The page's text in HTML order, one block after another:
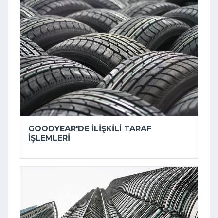
GOODYEAR'DE ILIŞKILI TARAF
IŞLEMLERI